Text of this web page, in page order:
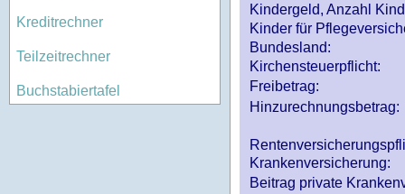
Kreditrechner
Teilzeitrechner
Buchstabiertafel
Kindergeld, Anzahl
Kinder für
Bundesland:
Kirchensteuerpflicht:
Freibetrag:
Hinzurechnungsbetrag:
Krankenversicherung:
Beitrag private